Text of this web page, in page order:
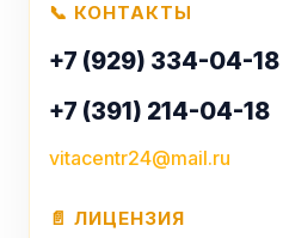
📞 КОНТАКТЫ
+7 (929) 334-04-18
+7 (391) 214-04-18
vitacentr24@mail.ru
📄 ЛИЦЕНЗИЯ